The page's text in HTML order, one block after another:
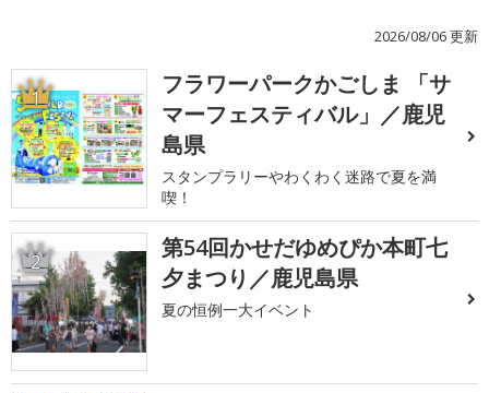
2026/08/06 更新
1
フラワーパークかごしま 「サ
マーフェスティバル」／鹿児
島県
スタンプラリーやわくわく迷路で夏を満
喫！
2
第54回かせだゆめぴか本町七
夕まつり／鹿児島県
夏の恒例一大イベント